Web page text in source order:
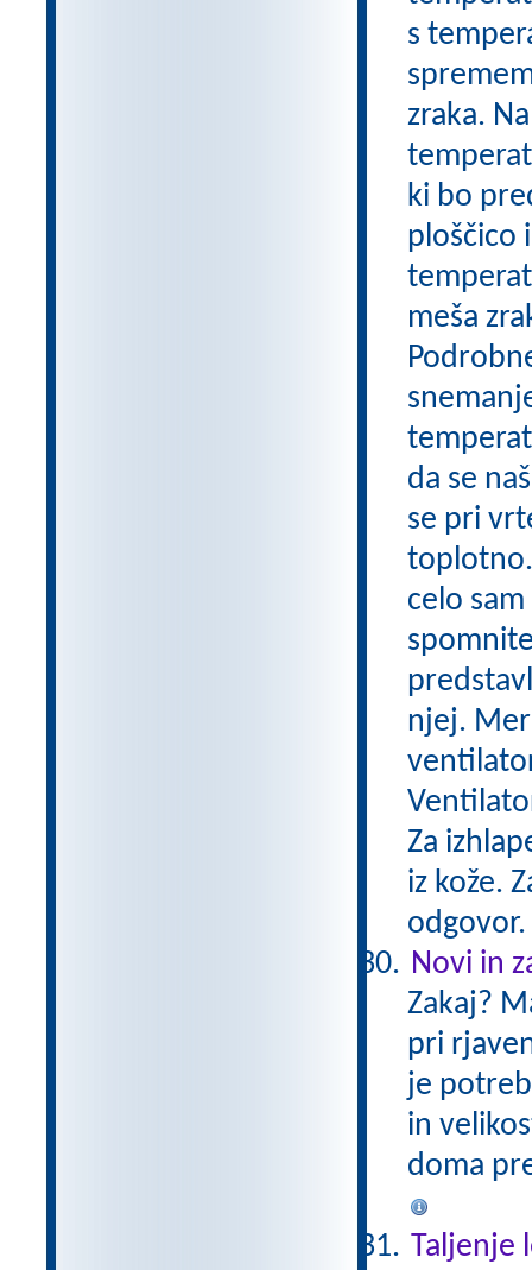
s
zraka.
ki bo
ploščico
meša
da se
se pri
toplotno.
celo
njej.
Za
iz kože.
odgovor.
Novi in
Zakaj?
pri
je
in
doma
Taljenje